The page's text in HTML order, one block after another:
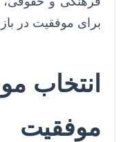
برای موفقیت در
انتخاب
موفقیت